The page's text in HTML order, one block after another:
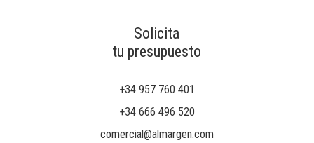
Solicita
tu presupuesto
+34 957 760 401
+34 666 496 520
comercial@almargen.com